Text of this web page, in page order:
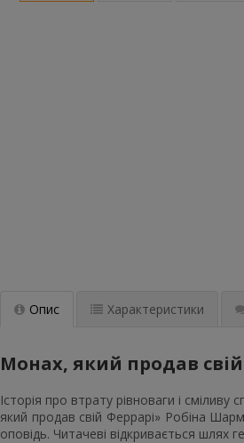
Опис Характеристики
Монах, який продав
Історія про втрату рівноваги і
який продав свій Феррарі» Робіна
оповідь. Читачеві відкривається